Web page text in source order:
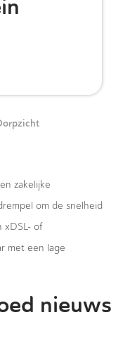
zakelijke
om de snelheid
xDSL- of
met een lage
nieuws